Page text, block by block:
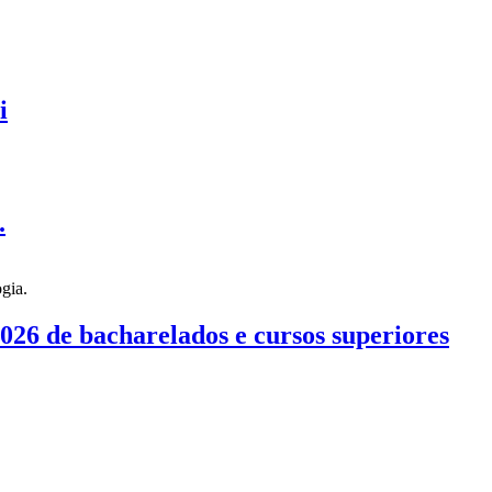
de bacharelados e cursos superiores